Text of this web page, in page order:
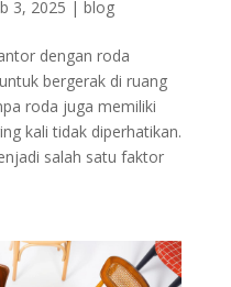
3, 2025 | blog
dengan roda
bergerak di ruang
roda juga memiliki
kali tidak diperhatikan.
salah satu faktor